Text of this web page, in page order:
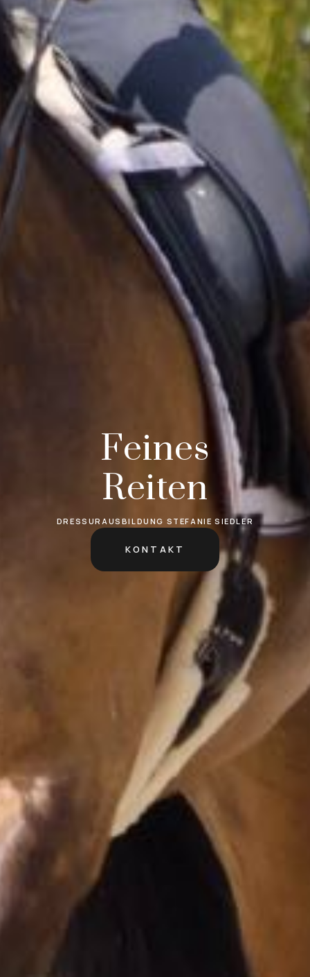
Feines
Reiten
DRESSURAUSBILDUNG STEFANIE SIEDLER
KONTAKT